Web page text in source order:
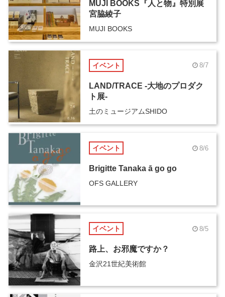
MUJI BOOKS『人と物』特別展
宮脇綾子
MUJI BOOKS
イベント 8/7
LAND/TRACE -大地のプロダク
ト展-
土のミュージアムSHIDO
イベント 8/6
Brigitte Tanaka ā go go
OFS GALLERY
イベント 8/5
路上、お邪魔ですか？
金沢21世紀美術館